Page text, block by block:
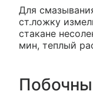
Для
ст.ложку
стакане
мин, теплый